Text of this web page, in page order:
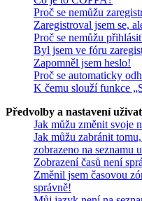
Proč se nemůžu
Zaregistroval jsem se,
Proč se nemůžu
Byl jsem ve fóru
Zapomněl jsem heslo!
Proč se automaticky
K čemu slouží funkce
Předvolby a nastavení
Jak můžu změnit svoje
Jak můžu zabránit
zobrazeno na seznamu
Zobrazení časů není
Změnil jsem časovou
správně!